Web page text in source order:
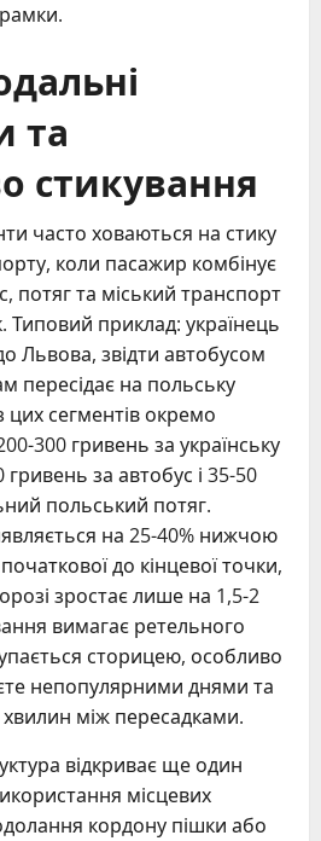
та
стикування
часто ховаються на стику
коли пасажир комбінує
потяг та міський транспорт
приклад: українець
Львова, звідти автобусом
пересідає на польську
цих сегментів окремо
300 гривень за українську
за автобус і 35-50
польський потяг.
на 25-40% нижчою
до кінцевої точки,
зростає лише на 1,5-2
вимагає ретельного
сторицею, особливо
непопулярними днями та
хвилин між пересадками.
відкриває ще один
місцевих
кордону пішки або